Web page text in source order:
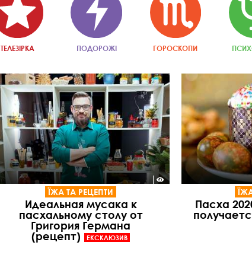
ТЕЛЕЗІРКА ПОДОРОЖІ ГОРОСКОПИ
ЇЖА ТА РЕЦЕПТИ
Идеальная мусака к
пасхальному столу от
Григория Германа
(рецепт)
ЕКСКЛЮЗИВ
Пасха